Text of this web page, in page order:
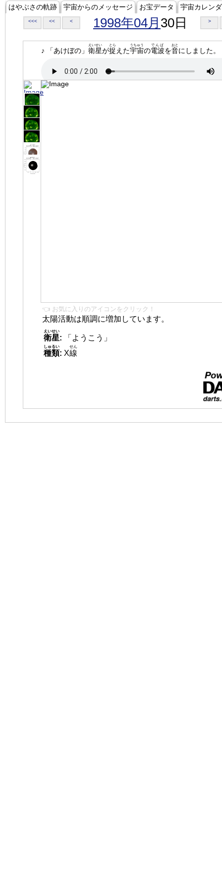
はやぶさの軌跡 宇宙からのメッセージ お宝データ 宇宙カレン
<<< << < 1998年04月 30日 >
♪ 「あけぼの」 衛星
えいせい
が捉
とら
えた宇宙
うちゅう
の電波
でんぱ
を音
おと
にしました。
👈 お気に入りのアイコンをクリック！
太陽活動は順調に増加しています。
衛星
えいせい
:
「ようこう」
種類
しゅるい
: X線
せん